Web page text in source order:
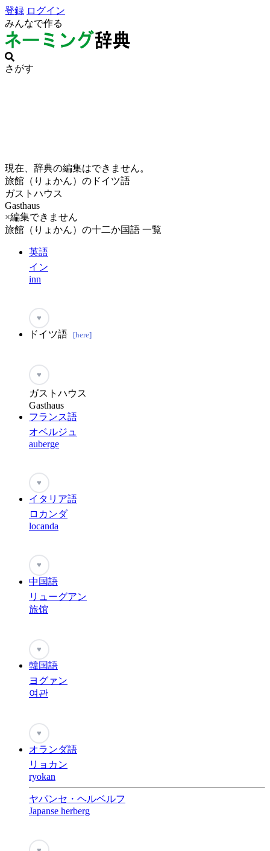
登録 ログイン
みんなで作る
さがす
現在、辞典の編集はできません。
旅館（りょかん）のドイツ語
ガストハウス
Gasthaus
×編集できません
旅館（りょかん）の十二か国語 一覧
英語
イン
inn
♥
ドイツ語 [here]
♥
ガストハウス
Gasthaus
フランス語
オベルジュ
auberge
♥
イタリア語
ロカンダ
locanda
♥
中国語
リューグアン
旅馆
♥
韓国語
ヨグァン
여관
♥
オランダ語
リョカン
ryokan
ヤパンセ・ヘルベルフ
Japanse herberg